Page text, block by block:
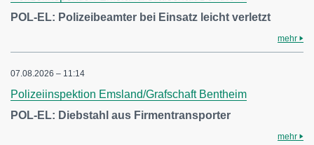
POL-EL: Polizeibeamter bei Einsatz leicht verletzt
mehr
07.08.2026 – 11:14
Polizeiinspektion Emsland/Grafschaft Bentheim
POL-EL: Diebstahl aus Firmentransporter
mehr